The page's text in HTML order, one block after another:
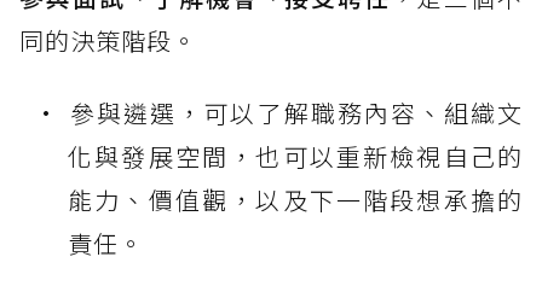
同的決策階段。
參與遴選，可以了解職務內容、組織文
化與發展空間，也可以重新檢視自己的
能力、價值觀，以及下一階段想承擔的
責任。